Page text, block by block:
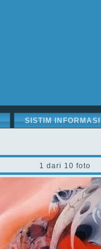
SISTIM INFORMASI
1 dari 10 foto